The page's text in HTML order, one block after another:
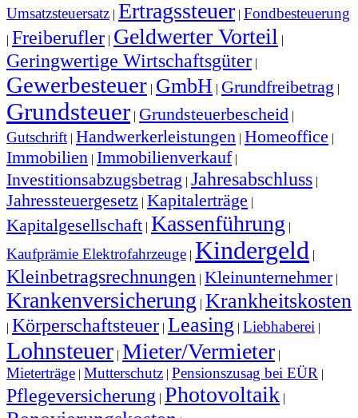
Umsatzsteuersatz | Ertragssteuer | Fondbesteuerung
| Freiberufler | Geldwerter Vorteil |
Geringwertige Wirtschaftsgüter |
Gewerbesteuer | GmbH | Grundfreibetrag |
Grundsteuer | Grundsteuerbescheid |
Gutschrift | Handwerkerleistungen | Homeoffice |
Immobilien | Immobilienverkauf |
Investitionsabzugsbetrag | Jahresabschluss |
Jahressteuergesetz | Kapitalerträge |
Kapitalgesellschaft | Kassenführung |
Kaufprämie Elektrofahrzeuge | Kindergeld |
Kleinbetragsrechnungen | Kleinunternehmer|
Krankenversicherung | Krankheitskosten
| Körperschaftsteuer | Leasing | Liebhaberei |
Lohnsteuer | Mieter/Vermieter |
Mieterträge | Mutterschutz | Pensionszusag bei EÜR |
Pflegeversicherung | Photovoltaik |